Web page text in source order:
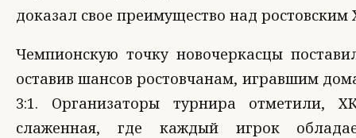
доказал свое преимущество над
Чемпионскую точку новочеркасцы
оставив шансов ростовчанам, игравшим
3:1. Организаторы турнира отметили,
слаженная, где каждый игрок